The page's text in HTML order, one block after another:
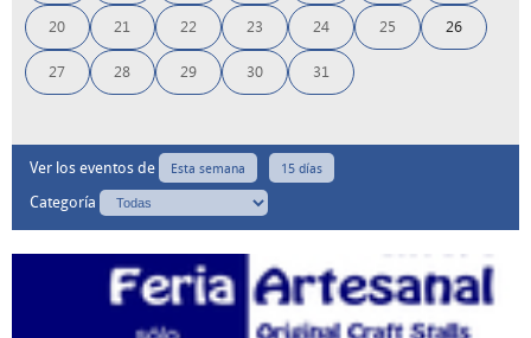
20 21 22 23 24 25 26
27 28 29 30 31
Ver los eventos de Esta semana 15 días
Categoría